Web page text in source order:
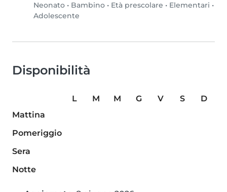
Neonato • Bambino • Età prescolare • Elementari •
Adolescente
Disponibilità
L M M G V S
D
Mattina
Pomeriggio
Sera
Notte